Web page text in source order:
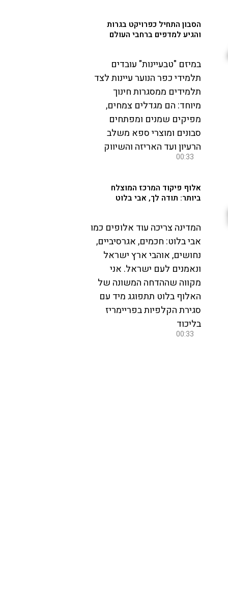
הסבון התחיל כפרויקט בגרות
והגיע למדפים ברחבי העולם
במיזם "טבעיינות" עובדים
תלמידי כפר הנוער עיינות לצד
תלמידים ממסגרות חינוך
מיוחד: הם מגדלים צמחים,
מפיקים שמנים ומפתחים
סבונים ומוצרי ספא משלב
הרעיון ועד האריזה והשיווק
00:33
אלוף פיקוד המרכז המוצלח
ביותר: תודה לך, אבי בלוט
המדינה צריכה עוד אלופים כמו
אבי בלוט: חכמים, אגרסיביים,
נחושים, אוהבי ארץ ישראל
ונאמנים לעם ישראל. אני
מקווה שההדחה המשונה של
האלוף בלוט תתפוגג מיד עם
סגירת הקלפיות בפריימריז
בליכוד
00:33